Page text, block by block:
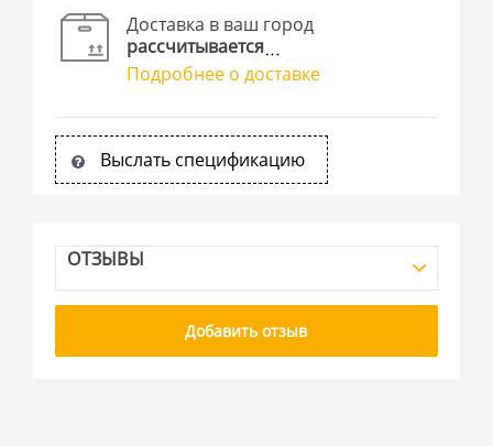
Доставка в ваш город
рассчитывается
Подробнее о доставке
Выслать спецификацию
ОТЗЫВЫ
Добавить отзыв